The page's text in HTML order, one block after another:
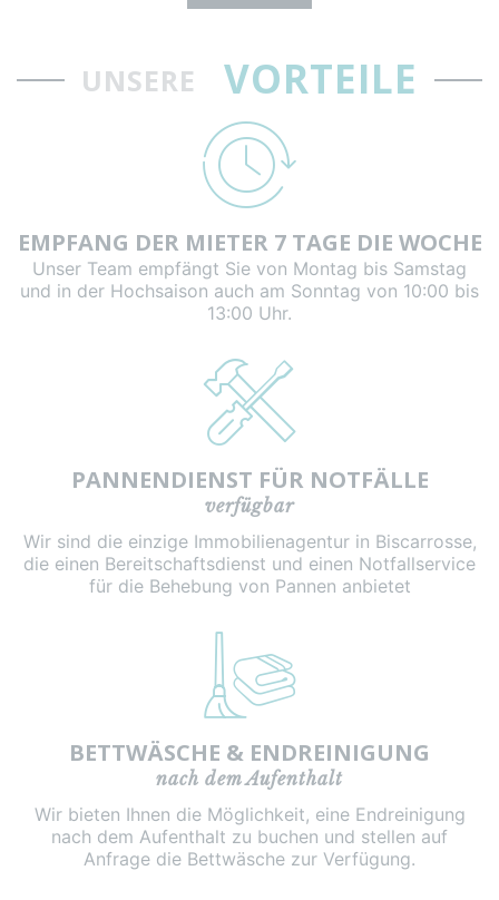
UNSERE VORTEILE
EMPFANG DER MIETER 7 TAGE DIE WOCHE
Unser Team empfängt Sie von Montag bis Samstag
und in der Hochsaison auch am Sonntag von 10:00 bis
13:00 Uhr.
PANNENDIENST FÜR NOTFÄLLE
verfügbar
Wir sind die einzige Immobilienagentur in Biscarrosse,
die einen Bereitschaftsdienst und einen Notfallservice
für die Behebung von Pannen anbietet
BETTWÄSCHE & ENDREINIGUNG
nach dem Aufenthalt
Wir bieten Ihnen die Möglichkeit, eine Endreinigung
nach dem Aufenthalt zu buchen und stellen auf
Anfrage die Bettwäsche zur Verfügung.